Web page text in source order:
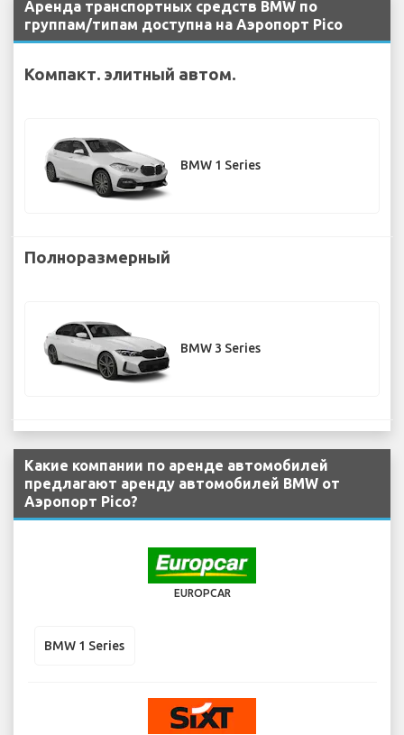
Аренда транспортных средств BMW по
группам/типам доступна на Аэропорт Pico
Компакт. элитный автом.
BMW 1 Series
Полноразмерный
BMW 3 Series
Какие компании по аренде автомобилей
предлагают аренду автомобилей BMW от
Аэропорт Pico?
EUROPCAR
BMW 1 Series